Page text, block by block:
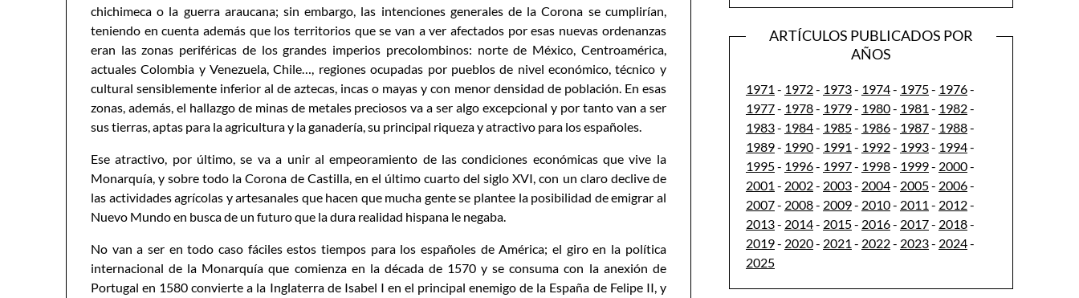
chichimeca o la guerra araucana; sin embargo, las intenciones generales de la Corona se cumplirían,
teniendo en cuenta además que los territorios que se van a ver afectados por esas nuevas ordenanzas
eran las zonas periféricas de los grandes imperios precolombinos: norte de México, Centroamérica,
actuales Colombia y Venezuela, Chile…, regiones ocupadas por pueblos de nivel económico, técnico y
cultural sensiblemente inferior al de aztecas, incas o mayas y con menor densidad de población. En esas
zonas, además, el hallazgo de minas de metales preciosos va a ser algo excepcional y por tanto van a ser
sus tierras, aptas para la agricultura y la ganadería, su principal riqueza y atractivo para los españoles.
Ese atractivo, por último, se va a unir al empeoramiento de las condiciones económicas que vive la
Monarquía, y sobre todo la Corona de Castilla, en el último cuarto del siglo XVI, con un claro declive de
las actividades agrícolas y artesanales que hacen que mucha gente se plantee la posibilidad de emigrar al
Nuevo Mundo en busca de un futuro que la dura realidad hispana le negaba.
No van a ser en todo caso fáciles estos tiempos para los españoles de América; el giro en la política
internacional de la Monarquía que comienza en la década de 1570 y se consuma con la anexión de
Portugal en 1580 convierte a la Inglaterra de Isabel I en el principal enemigo de la España de Felipe II, y
ARTÍCULOS PUBLICADOS POR
AÑOS
1971 - 1972- 1973- 1974- 1975- 1976-
1977- 1978- 1979- 1980- 1981 - 1982-
1983- 1984- 1985- 1986- 1987- 1988-
1989- 1990- 1991 - 1992- 1993- 1994-
1995- 1996- 1997- 1998- 1999- 2000-
2001 - 2002- 2003- 2004- 2005- 2006-
2007- 2008- 2009- 2010- 2011 - 2012-
2013- 2014- 2015- 2016- 2017- 2018-
2019- 2020- 2021 - 2022- 2023- 2024-
2025